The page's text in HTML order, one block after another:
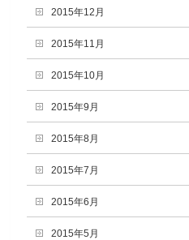
2015年12月
2015年11月
2015年10月
2015年9月
2015年8月
2015年7月
2015年6月
2015年5月